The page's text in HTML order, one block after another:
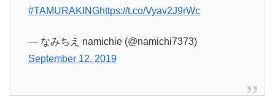
#TAMURAKINGhttps://t.co/Vyav2J9rWc
— なみちえ namichie (@namichi7373)
September 12, 2019